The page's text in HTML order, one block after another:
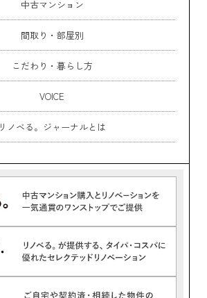
中古マンション
間取り・部屋別
こだわり・暮らし方
VOICE
リノベる。ジャーナルとは